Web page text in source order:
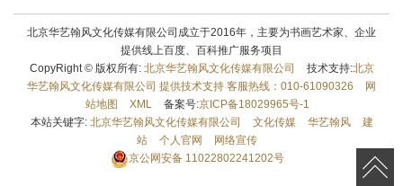
北京华艺翰风文化传媒有限公司成立于2016年，主要为书画艺术家、企业
提供线上百度、百科推广服务项目
CopyRight © 版权所有: 北京华艺翰风文化传媒有限公司 技术支持:北京
华艺翰风文化传媒有限公司 提供技术支持 客服热线：010-61090326
网
站地图
XML 备案号:京ICP备18029965号-1
本站关键字: 北京华艺翰风文化传媒有限公司 文化传媒 华艺翰风
建
站
个人官网
网络宣传
京公网安备11022802241202号